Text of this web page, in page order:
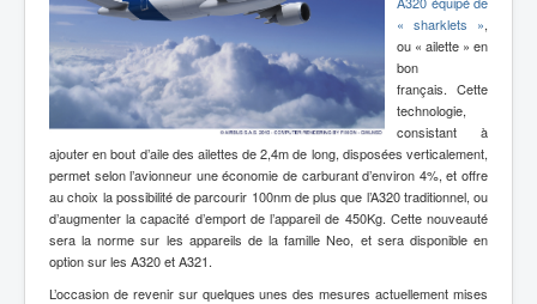
« sharklets »,
ou « ailette » en
bon
français. Cette
technologie,
consistant à
ajouter en bout d’aile des ailettes de 2,4m de long, disposées verticalement,
permet selon l’avionneur une économie de carburant d’environ 4%, et offre
au choix la possibilité de parcourir 100nm de plus que l’A320 traditionnel, ou
d’augmenter la capacité d’emport de l’appareil de 450Kg. Cette nouveauté
sera la norme sur les appareils de la famille Neo, et sera disponible en
option sur les A320 et A321.
L’occasion de revenir sur quelques unes des mesures actuellement mises